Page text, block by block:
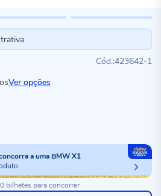
423642-1
Ver opções
a uma BMW X1
bilhetes para concorrer